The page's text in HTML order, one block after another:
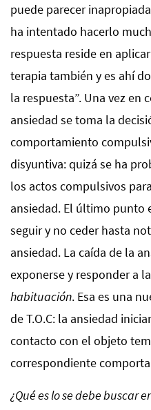
puede parecer
ha intentado hacerlo
respuesta reside en
terapia también y es ahí
la respuesta”. Una vez en
ansiedad se toma la
comportamiento
disyuntiva: quizá se ha
los actos compulsivos
ansiedad. El último punto
seguir y no ceder hasta
ansiedad. La caída de la
exponerse y responder a
habituación. Esa es una
de T.O.C: la ansiedad
contacto con el objeto
correspondiente
¿Qué es lo se debe buscar